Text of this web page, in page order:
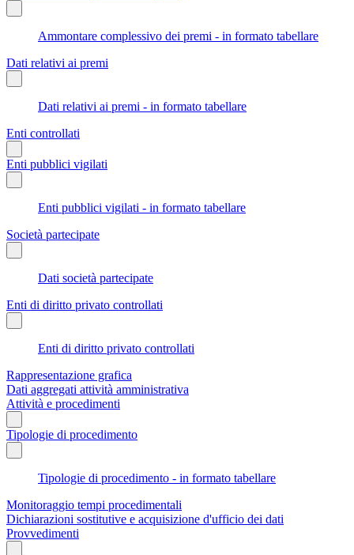
Ammontare complessivo dei premi - in formato tabellare
Dati relativi ai premi
Dati relativi ai premi - in formato tabellare
Enti controllati
Enti pubblici vigilati
Enti pubblici vigilati - in formato tabellare
Società partecipate
Dati società partecipate
Enti di diritto privato controllati
Enti di diritto privato controllati
Rappresentazione grafica
Dati aggregati attività amministrativa
Attività e procedimenti
Tipologie di procedimento
Tipologie di procedimento - in formato tabellare
Monitoraggio tempi procedimentali
Dichiarazioni sostitutive e acquisizione d'ufficio dei dati
Provvedimenti